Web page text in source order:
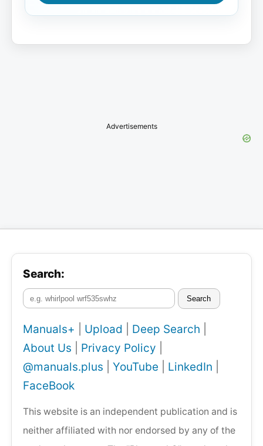
Advertisements
Search:
Search
Manuals+ Upload Deep Search
About Us
Privacy Policy
@manuals.plus
YouTube LinkedIn
FaceBook
This website is an independent publication and is
neither affiliated with nor endorsed by any of the